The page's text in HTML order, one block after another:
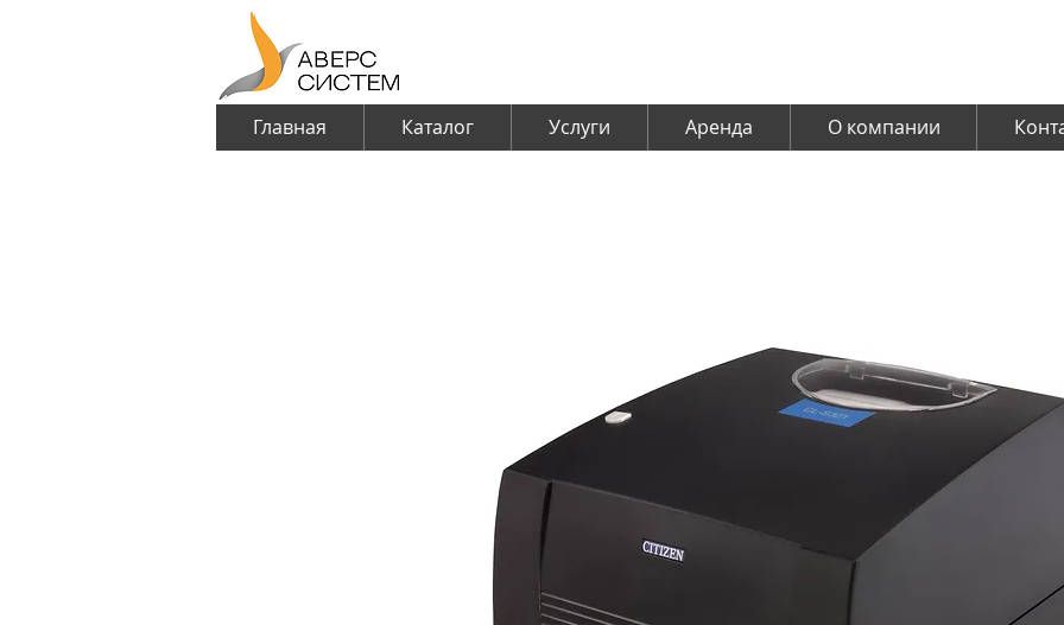
Главная Каталог Услуги Аренда О компании